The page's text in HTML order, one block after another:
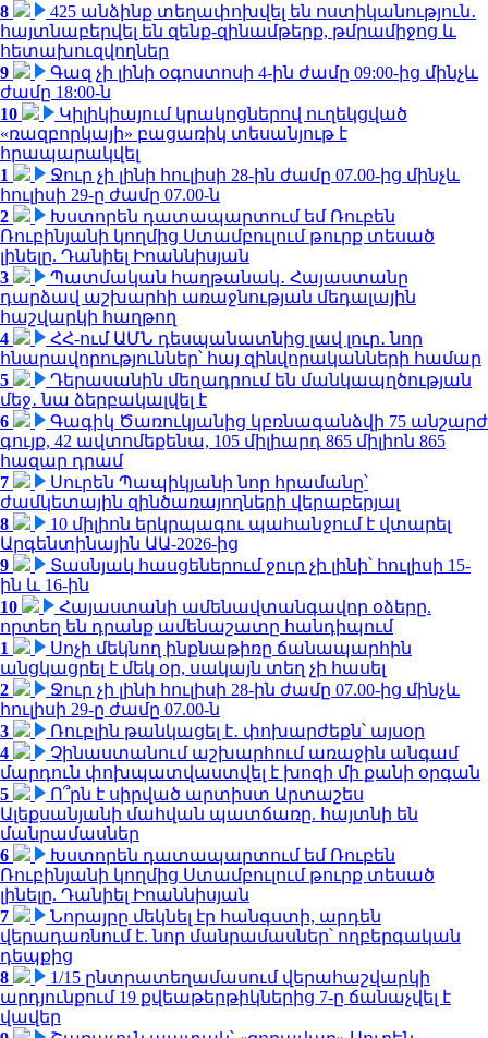
8
425 անձինք տեղափոխվել են ոստիկանություն․
հայտնաբերվել են զենք-զինամթերք, թմրամիջոց և
հետախուզվողներ
9
Գազ չի լինի օգոստոսի 4-ին ժամը 09:00-ից մինչև
ժամը 18:00-ն
10
Կիլիկիայում կրակոցներով ուղեկցված
«ռազբորկայի» բացառիկ տեսանյութ է
հրապարակվել
1
Ջուր չի լինի հուլիսի 28-ին ժամը 07.00-ից մինչև
հուլիսի 29-ը ժամը 07.00-ն
2
Խստորեն դատապարտում եմ Ռուբեն
Ռուբինյանի կողմից Ստամբուլում թուրք տեսած
լինելը. Դանիել Իոաննիսյան
3
Պատմական հաղթանակ․ Հայաստանը
դարձավ աշխարհի առաջնության մեդալային
հաշվարկի հաղթող
4
ՀՀ-ում ԱՄՆ դեսպանատնից լավ լուր․ նոր
հնարավորություններ՝ հայ զինվորականների համար
5
Դերասանին մեղադրում են մանկապղծության
մեջ․ նա ձերբակալվել է
6
Գագիկ Ծառուկյանից կբռնագանձվի 75 անշարժ
գույք, 42 ավտոմեքենա, 105 միլիարդ 865 միլիոն 865
հազար դրամ
7
Սուրեն Պապիկյանի նոր հրամանը՝
ժամկետային զինծառայողների վերաբերյալ
8
10 միլիոն երկրպագու պահանջում է վտարել
Արգենտինային ԱԱ-2026-ից
9
Տասնյակ հասցեներում ջուր չի լինի՝ հուլիսի 15-
ին և 16-ին
10
Հայաստանի ամենավտանգավոր օձերը.
որտեղ են դրանք ամենաշատը հանդիպում
1
Սոչի մեկնող ինքնաթիռը ճանապարհին
անցկացրել է մեկ օր, սակայն տեղ չի հասել
2
Ջուր չի լինի հուլիսի 28-ին ժամը 07.00-ից մինչև
հուլիսի 29-ը ժամը 07.00-ն
3
Ռուբլին թանկացել է․ փոխարժեքն՝ այսօր
4
Չինաստանում աշխարհում առաջին անգամ
մարդուն փոխպատվաստվել է խոզի մի քանի օրգան
5
Ո՞րն է սիրված արտիստ Արտաշես
Ալեքսանյանի մահվան պատճառը. հայտնի են
մանրամասներ
6
Խստորեն դատապարտում եմ Ռուբեն
Ռուբինյանի կողմից Ստամբուլում թուրք տեսած
լինելը. Դանիել Իոաննիսյան
7
Նորայրը մեկնել էր հանգստի, արդեն
վերադառնում է. նոր մանրամասներ՝ ողբերգական
դեպքից
8
1/15 ընտրատեղամասում վերահաշվարկի
արդյունքում 19 քվեաթերթիկներից 7-ը ճանաչվել է
վավեր